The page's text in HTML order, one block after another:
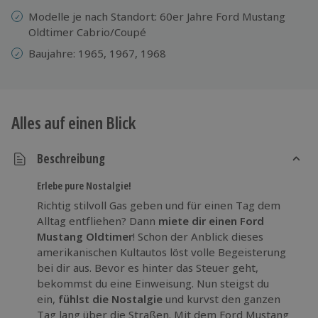
Modelle je nach Standort: 60er Jahre Ford Mustang
Oldtimer Cabrio/Coupé
Baujahre: 1965, 1967, 1968
Alles auf einen Blick
Beschreibung
Erlebe pure Nostalgie!
Richtig stilvoll Gas geben und für einen Tag dem
Alltag entfliehen? Dann miete dir einen Ford
Mustang Oldtimer! Schon der Anblick dieses
amerikanischen Kultautos löst volle Begeisterung
bei dir aus. Bevor es hinter das Steuer geht,
bekommst du eine Einweisung. Nun steigst du
ein, fühlst die Nostalgie und kurvst den ganzen
Tag lang über die Straßen. Mit dem Ford Mustang